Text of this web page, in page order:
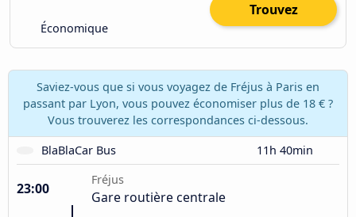
Économique
Trouvez
Saviez-vous que si vous voyagez de Fréjus à Paris en
passant par Lyon, vous pouvez économiser plus de 18 € ?
Vous trouverez les correspondances ci-dessous.
BlaBlaCar Bus
11h 40min
23:00
Fréjus
Gare routière centrale